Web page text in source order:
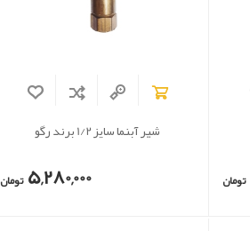
تومان
شیر آبنما سایز 1/2 برند رگو
5,280,000 تومان